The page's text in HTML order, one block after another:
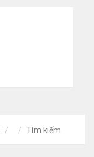
Tìm kiếm